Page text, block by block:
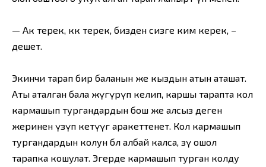
— Ак терек, көк терек, бизден сизге ким керек, –
дешет.
Экинчи тарап бир баланын же кыздын атын аташат.
Аты аталган бала жүгүрүп келип, каршы тарапта кол
кармашып тургандардын бош же алсыз деген
жеринен үзүп кетүүгө аракеттенет. Кол кармашып
тургандардын колун бөлө албай калса, өзү ошол
тарапка кошулат. Эгерде кармашып турган колду